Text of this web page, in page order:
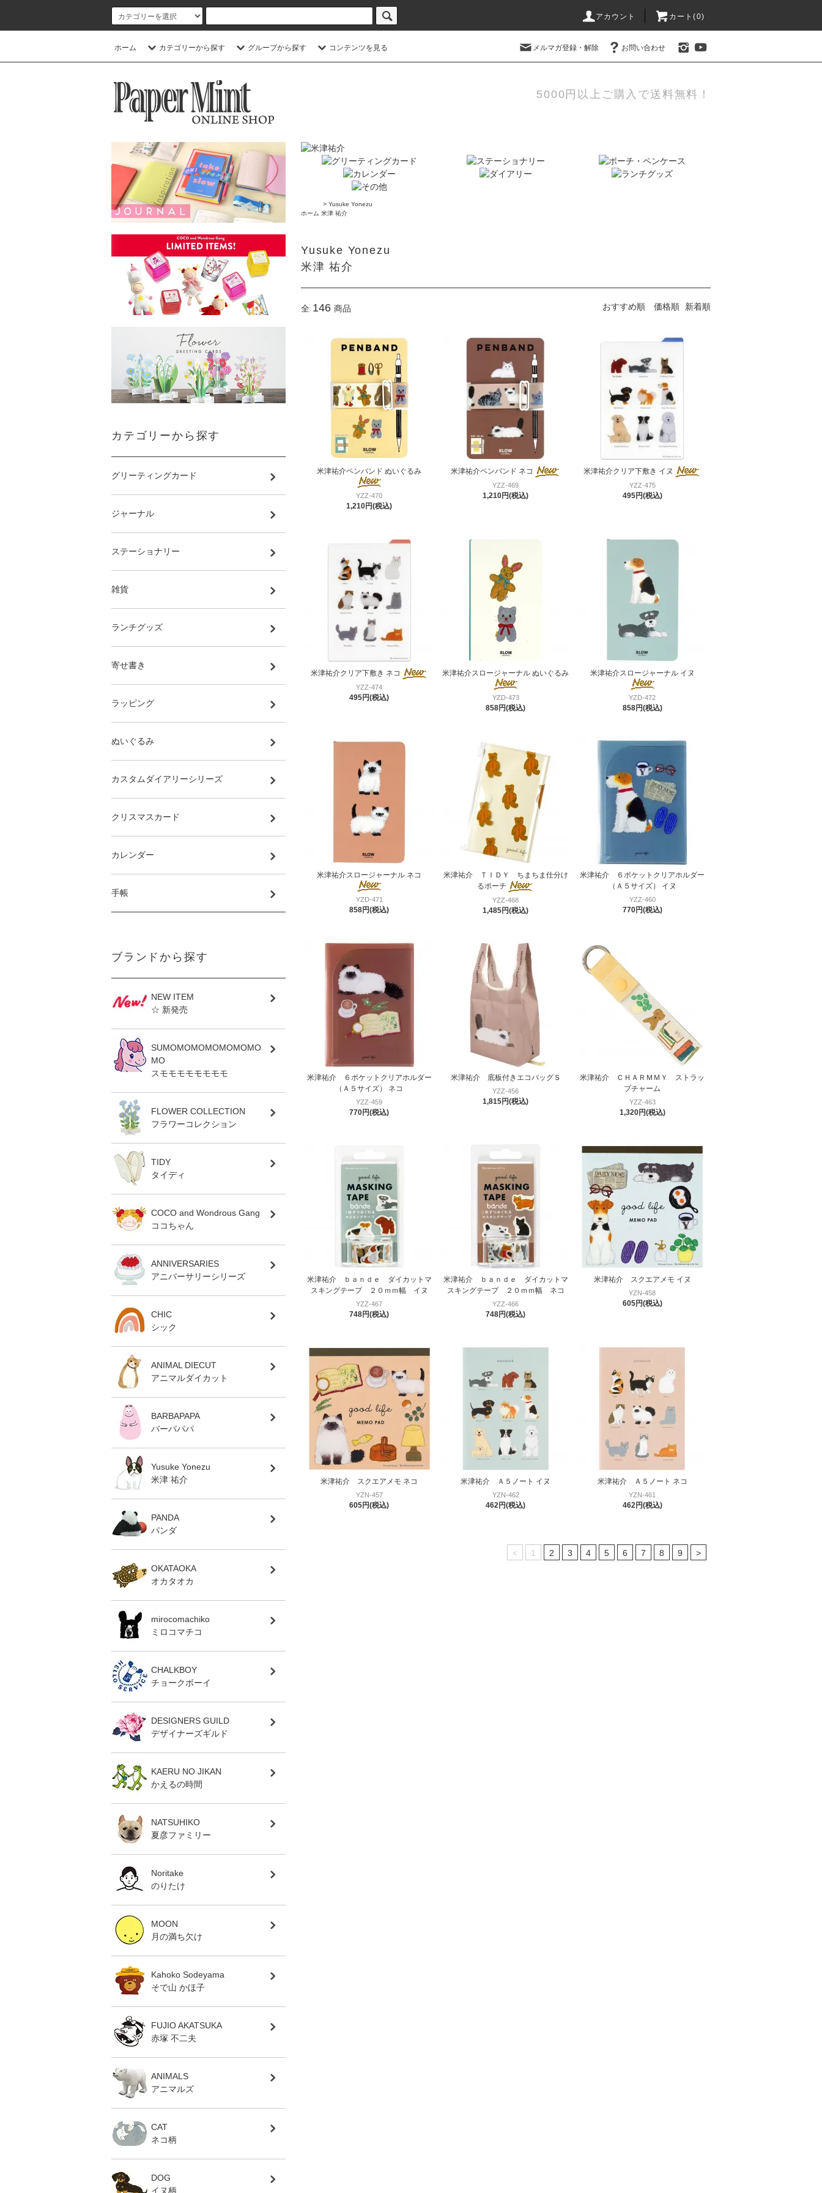
アカウント カート(0)
ホーム カテゴリーから探す グループから探す コンテンツを見る メルマガ登録・解除 お問い合わせ
5000円以上ご購入で送料無料！
ホーム
> Yusuke Yonezu
米津 祐介
Yusuke Yonezu
米津 祐介
全 146 商品 おすすめ順 価格順 新着順
米津祐介ペンバンド ぬいぐるみ
YZZ-470
1,210円(税込)
米津祐介ペンバンド ネコ
YZZ-469
1,210円(税込)
米津祐介クリア下敷き イヌ
YZZ-475
495円(税込)
米津祐介クリア下敷き ネコ
YZZ-474
495円(税込)
米津祐介スロージャーナル ぬいぐるみ
YZD-473
858円(税込)
米津祐介スロージャーナル イヌ
YZD-472
858円(税込)
米津祐介スロージャーナル ネコ
YZD-471
858円(税込)
米津祐介 ＴＩＤＹ ちまちま仕分け
るポーチ
YZZ-468
1,485円(税込)
米津祐介 ６ポケットクリアホルダー
（Ａ５サイズ） イヌ
YZZ-460
770円(税込)
米津祐介 ６ポケットクリアホルダー
（Ａ５サイズ） ネコ
YZZ-459
770円(税込)
米津祐介 底板付きエコバッグＳ
YZZ-456
1,815円(税込)
米津祐介 ＣＨＡＲＭＭＹ ストラッ
プチャーム
YZZ-463
1,320円(税込)
米津祐介 ｂａｎｄｅ ダイカットマ
スキングテープ ２０ｍｍ幅 イヌ
YZZ-467
748円(税込)
米津祐介 ｂａｎｄｅ ダイカットマ
スキングテープ ２０ｍｍ幅 ネコ
YZZ-466
748円(税込)
米津祐介 スクエアメモ イヌ
YZN-458
605円(税込)
米津祐介 スクエアメモ ネコ
YZN-457
605円(税込)
米津祐介 Ａ５ノート イヌ
YZN-462
462円(税込)
米津祐介 Ａ５ノート ネコ
YZN-461
462円(税込)
< 1 2 3 4 5 6 7 8 9 >
カテゴリーから探す
グリーティングカード
ジャーナル
ステーショナリー
雑貨
ランチグッズ
寄せ書き
ラッピング
ぬいぐるみ
カスタムダイアリーシリーズ
クリスマスカード
カレンダー
手帳
ブランドから探す
NEW ITEM
☆ 新発売
SUMOMOMOMOMOMOMO
MO
スモモモモモモモモ
FLOWER COLLECTION
フラワーコレクション
TIDY
タイディ
COCO and Wondrous Gang
ココちゃん
ANNIVERSARIES
アニバーサリーシリーズ
CHIC
シック
ANIMAL DIECUT
アニマルダイカット
BARBAPAPA
バーバパパ
Yusuke Yonezu
米津 祐介
PANDA
パンダ
OKATAOKA
オカタオカ
mirocomachiko
ミロコマチコ
CHALKBOY
チョークボーイ
DESIGNERS GUILD
デザイナーズギルド
KAERU NO JIKAN
かえるの時間
NATSUHIKO
夏彦ファミリー
Noritake
のりたけ
MOON
月の満ち欠け
Kahoko Sodeyama
そで山 かほ子
FUJIO AKATSUKA
赤塚 不二夫
ANIMALS
アニマルズ
CAT
ネコ柄
DOG
イヌ柄